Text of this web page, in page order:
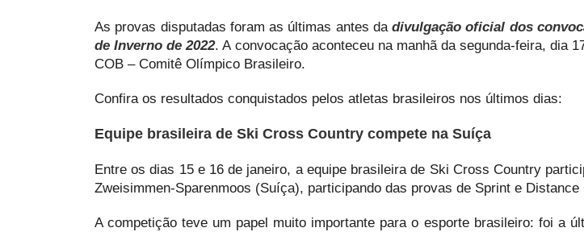
As provas disputadas foram as últimas antes dadivulgação oficial dos
de Inverno de 2022. A convocação aconteceu na manhã da segunda-feira, dia
COB – Comitê Olímpico Brasileiro.
Confira os resultados conquistados pelos atletas brasileiros nos últimos dias:
Equipe brasileira de Ski Cross Country compete na Suíça
Entre os dias 15 e 16 de janeiro, a equipe brasileira de Ski Cross Country
Zweisimmen-Sparenmoos (Suíça), participando das provas de Sprint e Distance
A competição teve um papel muito importante para o esporte brasileiro: foi a